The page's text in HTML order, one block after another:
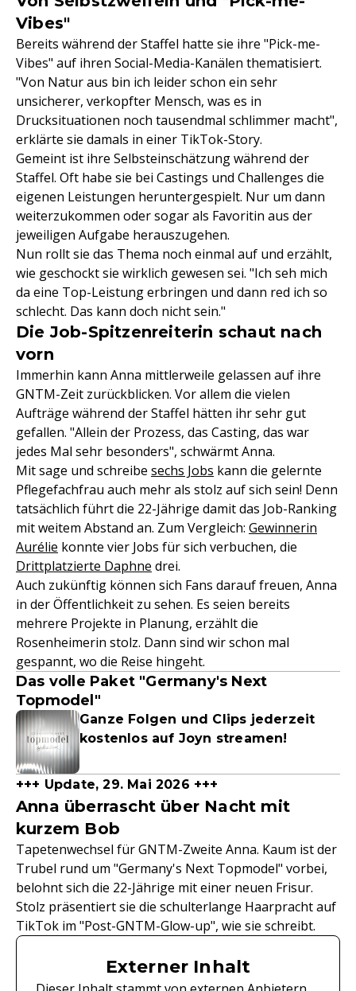
Vibes"
Bereits während der Staffel hatte sie ihre "Pick-me-
Vibes" auf ihren Social-Media-Kanälen thematisiert.
"Von Natur aus bin ich leider schon ein sehr
unsicherer, verkopfter Mensch, was es in
Drucksituationen noch tausendmal schlimmer macht",
erklärte sie damals in einer TikTok-Story.
Gemeint ist ihre Selbsteinschätzung während der
Staffel. Oft habe sie bei Castings und Challenges die
eigenen Leistungen heruntergespielt. Nur um dann
weiterzukommen oder sogar als Favoritin aus der
jeweiligen Aufgabe herauszugehen.
Nun rollt sie das Thema noch einmal auf und erzählt,
wie geschockt sie wirklich gewesen sei. "Ich seh mich
da eine Top-Leistung erbringen und dann red ich so
schlecht. Das kann doch nicht sein."
Die Job-Spitzenreiterin schaut nach
vorn
Immerhin kann Anna mittlerweile gelassen auf ihre
GNTM-Zeit zurückblicken. Vor allem die vielen
Aufträge während der Staffel hätten ihr sehr gut
gefallen. "Allein der Prozess, das Casting, das war
jedes Mal sehr besonders", schwärmt Anna.
Mit sage und schreibe sechs Jobs kann die gelernte
Pflegefachfrau auch mehr als stolz auf sich sein! Denn
tatsächlich führt die 22-Jährige damit das Job-Ranking
mit weitem Abstand an. Zum Vergleich: Gewinnerin
Aurélie konnte vier Jobs für sich verbuchen, die
Drittplatzierte Daphne drei.
Auch zukünftig können sich Fans darauf freuen, Anna
in der Öffentlichkeit zu sehen. Es seien bereits
mehrere Projekte in Planung, erzählt die
Rosenheimerin stolz. Dann sind wir schon mal
gespannt, wo die Reise hingeht.
Das volle Paket "Germany's Next
Topmodel"
Ganze Folgen und Clips jederzeit
kostenlos auf Joyn streamen!
+++ Update, 29. Mai 2026 +++
Anna überrascht über Nacht mit
kurzem Bob
Tapetenwechsel für GNTM-Zweite Anna. Kaum ist der
Trubel rund um "Germany's Next Topmodel" vorbei,
belohnt sich die 22-Jährige mit einer neuen Frisur.
Stolz präsentiert sie die schulterlange Haarpracht auf
TikTok im "Post-GNTM-Glow-up", wie sie schreibt.
Externer Inhalt